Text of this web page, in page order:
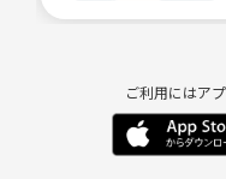
ご利用にはア